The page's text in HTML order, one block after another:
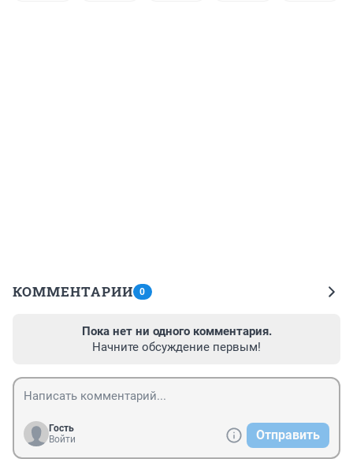
КОММЕНТАРИИ 0
Пока нет ни одного комментария.
Начните обсуждение первым!
Гость
Войти
Отправить